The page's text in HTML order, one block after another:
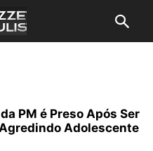
PM é Preso Após Ser
Adolescente